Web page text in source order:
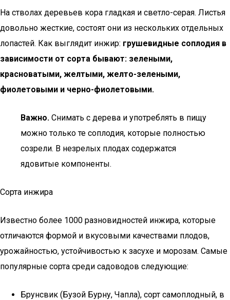
На стволах деревьев кора гладкая и светло-серая. Листья
довольно жесткие, состоят они из нескольких отдельных
лопастей. Как выглядит инжир: грушевидные соплодия в
зависимости от сорта бывают: зелеными,
красноватыми, желтыми, желто-зелеными,
фиолетовыми и черно-фиолетовыми.
Важно. Снимать с дерева и употреблять в пищу
можно только те соплодия, которые полностью
созрели. В незрелых плодах содержатся
ядовитые компоненты.
Сорта инжира
Известно более 1000 разновидностей инжира, которые
отличаются формой и вкусовыми качествами плодов,
урожайностью, устойчивостью к засухе и морозам. Самые
популярные сорта среди садоводов следующие:
Брунсвик (Бузой Бурну, Чапла), сорт самоплодный, в